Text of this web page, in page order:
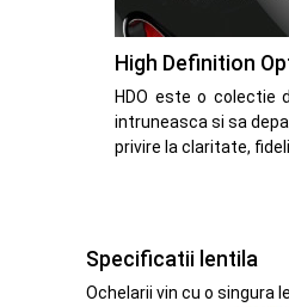
High Definition
HDO este o colectie
intruneasca si sa
privire la claritate,
Specificatii lentila
Ochelarii vin cu o singura